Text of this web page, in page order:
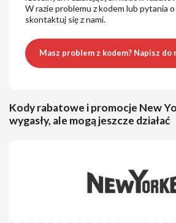
W razie problemu z kodem lub pytania
skontaktuj się z nami.
Masz problem z kodem? Napisz do
Kody rabatowe i promocje New
wygasły, ale mogą jeszcze działać